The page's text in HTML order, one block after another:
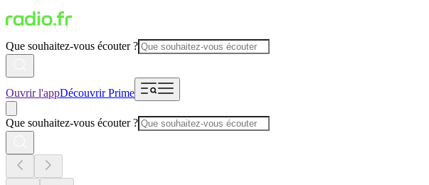
Que souhaitez-vous écouter ?
Ouvrir l'appDécouvrir Prime
Que souhaitez-vous écouter ?